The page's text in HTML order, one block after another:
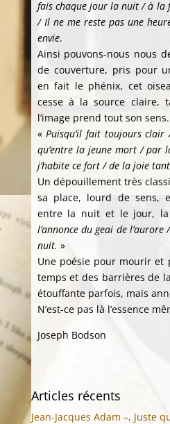
fais chaque jour la nuit / à la
/ Il ne me reste pas une
envie.
Ainsi pouvons-nous nous
de couverture, pris pour
en fait le phénix, cet
cesse à la source claire,
l’image prend tout son sens.
«Puisqu’il fait toujours
qu’entre la jeune mort / par
j’habite ce fort / de la joie
Un dépouillement très
sa place, lourd de sens,
entre la nuit et le jour,
l’annonce du geai de
nuit. »
Une poésie pour mourir et
temps et des barrières de
étouffante parfois, mais
N’est-ce pas là l’essence
Joseph Bodson
Articles récents
Jean-Jacques Adam –, Juste